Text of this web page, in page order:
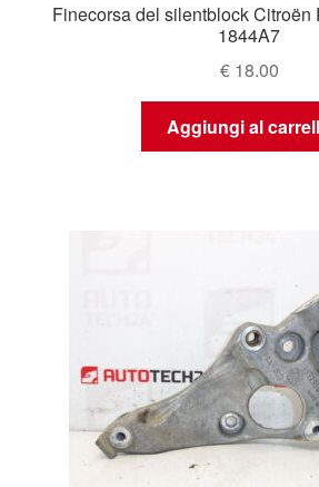
Finecorsa del silentblock Citroën
1844A7
€18.00
Aggiungi al